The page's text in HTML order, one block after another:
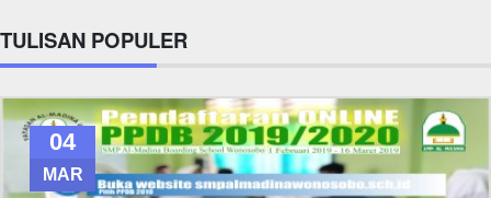
TULISAN POPULER
04
MAR